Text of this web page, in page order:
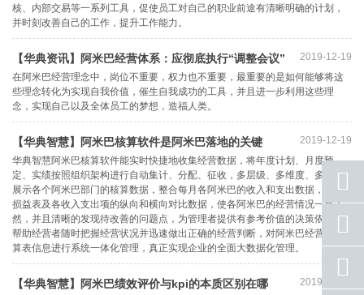
核、内部交易等一系列工具，促使员工对自己的职业前途有清晰明确的计划，
并时刻改善自己的工作，提升工作能力。
【华典资讯】阿米巴经营体系：应彻底执行“调整会议”
2019-12-19
在阿米巴经营理念中，岗位不重要，权力也不重要，最重要的是如何能够将这
些理念转化为实现自我价值，催生自我成功的工具，并且进一步利用这些理
念，实现自己以及全体员工的梦想，造福人类。
【华典智慧】阿米巴核算软件是阿米巴落地的关键
2019-12-19
华典智慧阿米巴核算软件能实时快捷地收集经营数据，将年度计划、月度预
定、实绩按照组织架构进行自动集计、分配、征收，多层级、多维度、多形式
展示各个阿米巴部门的核算数据，整合每月各阿米巴的收入和支出数据，导出
损益表及各收入支出项的纵向和横向对比数据，使各阿米巴的经营情况一目了
然，并且清晰的发现待改善的问题点，为管理者提供有参考价值的决策依据，
帮助经营者随时把握经营状况并迅速做出正确的经营判断，对阿米巴经营的核
算表信息进行系统一体化管理，真正实现企业的全面大数据化管理。
【华典智慧】阿米巴绩效评价与kpi的本质区别在哪
2019-12-19
座机
手机